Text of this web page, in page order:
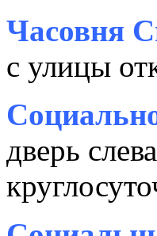
Часовня
с улицы
дверь